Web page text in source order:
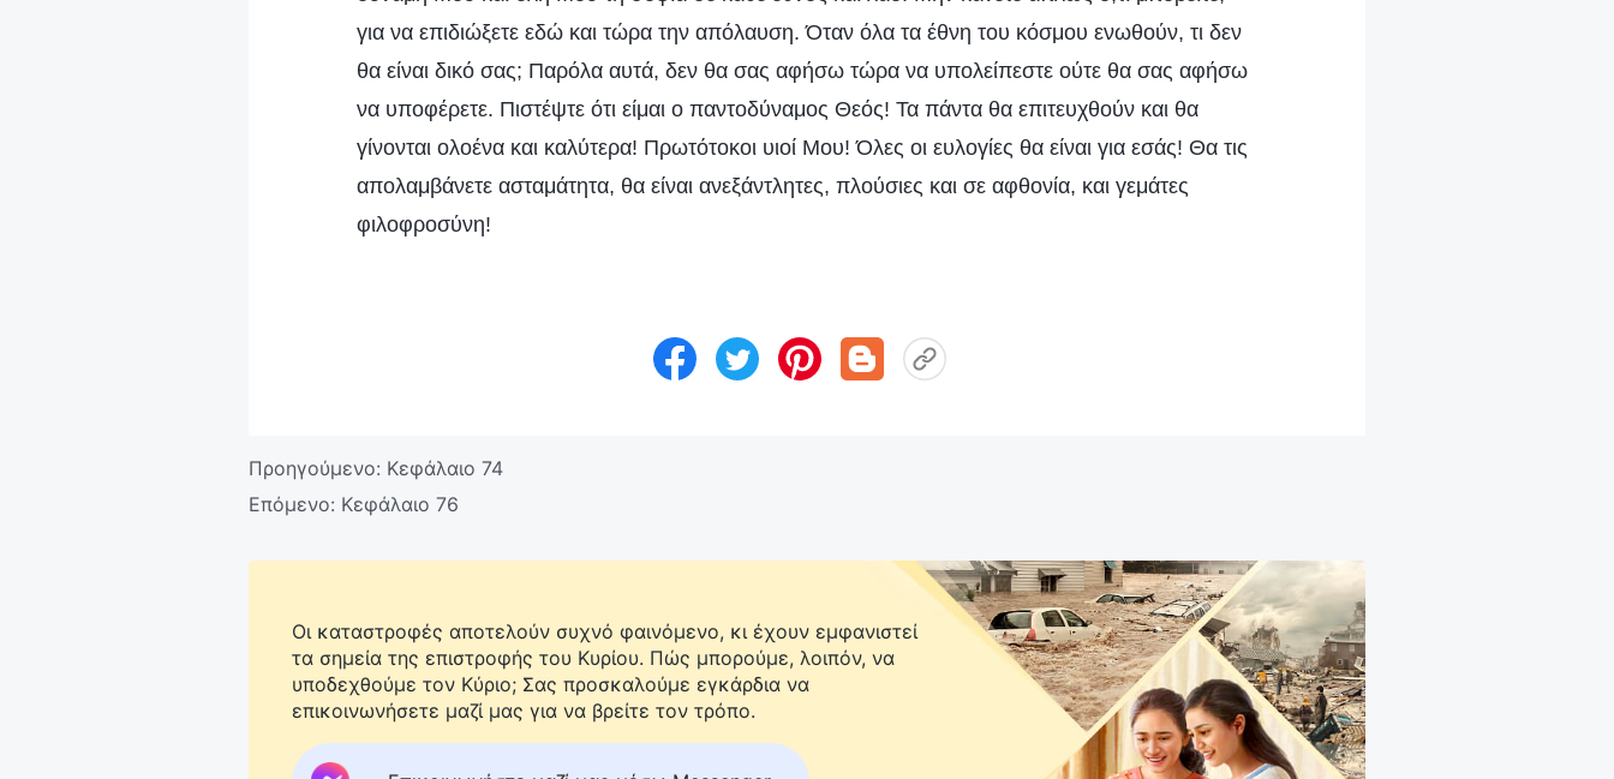
για να επιδιώξετε εδώ και τώρα την απόλαυση. Όταν όλα τα έθνη του κόσμου ενωθούν, τι δεν
θα είναι δικό σας; Παρόλα αυτά, δεν θα σας αφήσω τώρα να υπολείπεστε ούτε θα σας αφήσω
να υποφέρετε. Πιστέψτε ότι είμαι ο παντοδύναμος Θεός! Τα πάντα θα επιτευχθούν και θα
γίνονται ολοένα και καλύτερα! Πρωτότοκοι υιοί Μου! Όλες οι ευλογίες θα είναι για εσάς! Θα τις
απολαμβάνετε ασταμάτητα, θα είναι ανεξάντλητες, πλούσιες και σε αφθονία, και γεμάτες
φιλοφροσύνη!
Προηγούμενο: Κεφάλαιο 74
Επόμενο: Κεφάλαιο 76
Οι καταστροφές αποτελούν συχνό φαινόμενο, κι έχουν εμφανιστεί
τα σημεία της επιστροφής του Κυρίου. Πώς μπορούμε, λοιπόν, να
υποδεχθούμε τον Κύριο; Σας προσκαλούμε εγκάρδια να
επικοινωνήσετε μαζί μας για να βρείτε τον τρόπο.